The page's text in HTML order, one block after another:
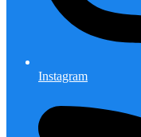
Instagram